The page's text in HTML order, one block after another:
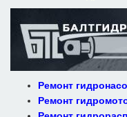
Ремонт
Ремонт